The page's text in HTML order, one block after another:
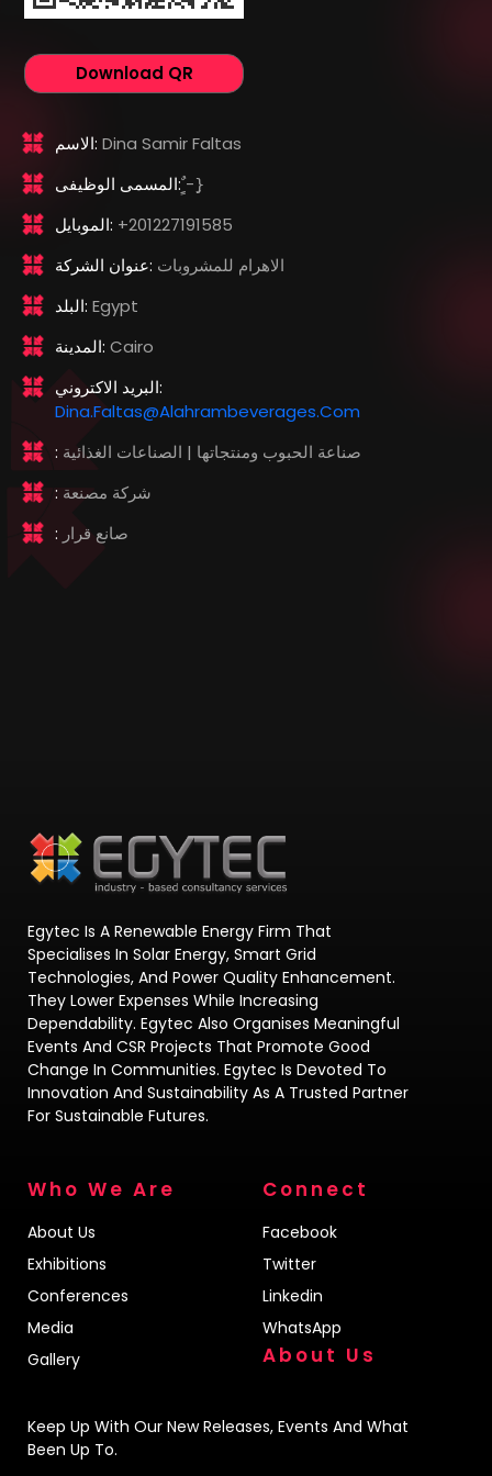
Download QR
الاسم: Dina Samir Faltas
المسمى الوظيفى:ٌٍِ-}ِ
الموبايل: +201227191585
عنوان الشركة: الاهرام للمشروبات
البلد: Egypt
المدينة: Cairo
البريد الاكتروني:
Dina.faltas@alahrambeverages.com
: صناعة الحبوب ومنتجاتها | الصناعات الغذائية
: شركة مصنعة
: صانع قرار
Egytec Is A Renewable Energy Firm That
Specialises In Solar Energy, Smart Grid
Technologies, And Power Quality Enhancement.
They Lower Expenses While Increasing
Dependability. Egytec Also Organises Meaningful
Events And CSR Projects That Promote Good
Change In Communities. Egytec Is Devoted To
Innovation And Sustainability As A Trusted Partner
For Sustainable Futures.
Who We Are
About Us
Exhibitions
Conferences
Media
Gallery
Connect
Facebook
Twitter
Linkedin
WhatsApp
About Us
Keep Up With Our New Releases, Events And What
Been Up To.